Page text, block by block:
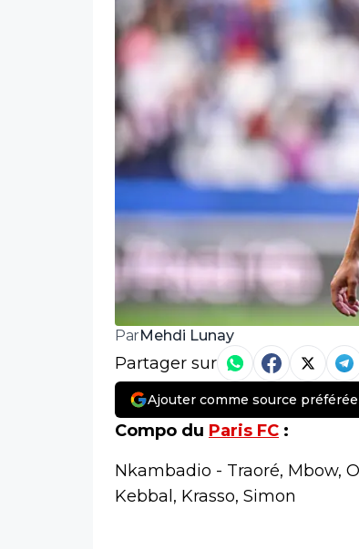
ParMehdi Lunay
Partager sur
Ajouter comme source
Compo du Paris FC :
Nkambadio - Traoré, Mbow,
Kebbal, Krasso, Simon